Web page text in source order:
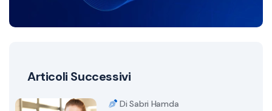
Articoli Successivi
Di Sabri Hamda